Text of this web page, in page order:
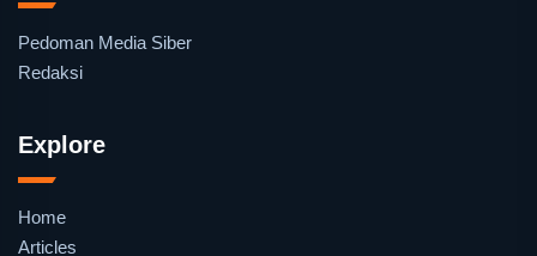
Pedoman Media Siber
Redaksi
Explore
Home
Articles